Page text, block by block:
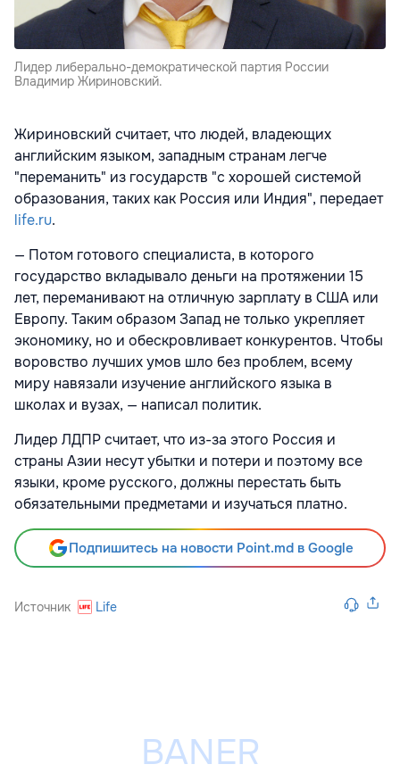
Лидер либерально-демократической партия России
Владимир Жириновский.
Жириновский считает, что людей, владеющих
английским языком, западным странам легче
"переманить" из государств "с хорошей системой
образования, таких как Россия или Индия", передает
life.ru.
— Потом готового специалиста, в которого
государство вкладывало деньги на протяжении 15
лет, переманивают на отличную зарплату в США или
Европу. Таким образом Запад не только укрепляет
экономику, но и обескровливает конкурентов. Чтобы
воровство лучших умов шло без проблем, всему
миру навязали изучение английского языка в
школах и вузах, — написал политик.
Лидер ЛДПР считает, что из-за этого Россия и
страны Азии несут убытки и потери и поэтому все
языки, кроме русского, должны перестать быть
обязательными предметами и изучаться платно.
Подпишитесь на новости Point.md в Google
Источник Life